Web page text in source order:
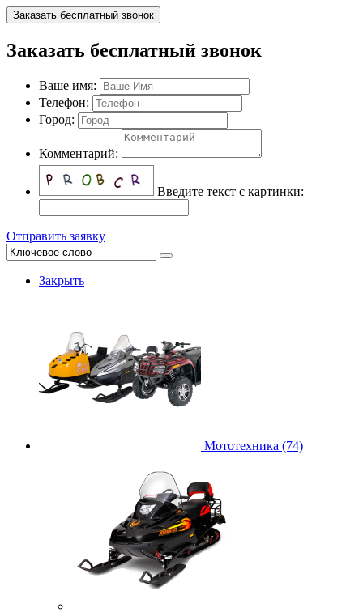
Заказать бесплатный звонок
Заказать бесплатный звонок
Ваше имя:
Телефон:
Город:
Комментарий:
Введите текст с картинки:
Отправить заявку
Закрыть
Мототехника (74)